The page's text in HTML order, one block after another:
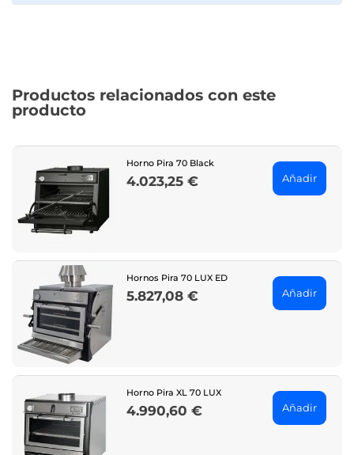
Productos relacionados con este
producto
Horno Pira 70 Black
Price
4.023,25 € Añadir
Hornos Pira 70 LUX ED
Price
5.827,08 € Añadir
Horno Pira XL 70 LUX
Price
4.990,60 € Añadir